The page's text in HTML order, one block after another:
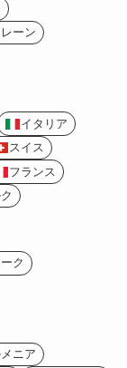
ーン
イタリア
スイス
フランス
ク
ニア